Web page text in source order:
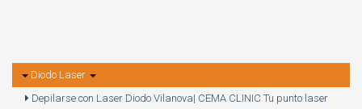
Diodo Laser
Depilarse con Laser Diodo Vilanova| CEMA CLINIC Tu punto laser